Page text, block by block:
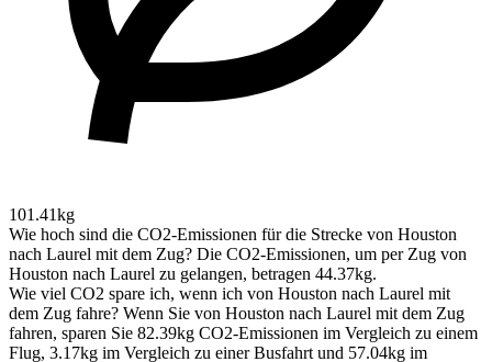
101.41kg
Wie hoch sind die CO2-Emissionen für die Strecke von Houston
nach Laurel mit dem Zug? Die CO2-Emissionen, um per Zug von
Houston nach Laurel zu gelangen, betragen 44.37kg.
Wie viel CO2 spare ich, wenn ich von Houston nach Laurel mit
dem Zug fahre? Wenn Sie von Houston nach Laurel mit dem Zug
fahren, sparen Sie 82.39kg CO2-Emissionen im Vergleich zu einem
Flug, 3.17kg im Vergleich zu einer Busfahrt und 57.04kg im